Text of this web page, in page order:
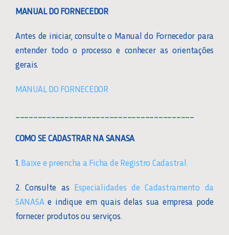
ATAS DE REGISTRO DE PREÇOS
CONTRATOS
DOCUMENTAÇÃO INTERNA
MANUAL DO FORNECEDOR
Antes de iniciar, consulte o Manual do Fornecedor para
entender todo o processo e conhecer as orientações
gerais.
MANUAL DO FORNECEDOR
COMO SE CADASTRAR NA SANASA
1.Baixe e preencha a Ficha de Registro Cadastral.
2. Consulte as Especialidades de Cadastramento da
SANASA e indique em quais delas sua empresa pode
fornecer produtos ou serviços.